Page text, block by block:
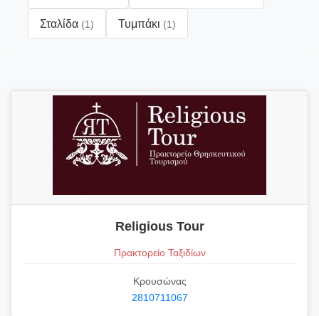
Σταλίδα (1) Τυμπάκι (1)
Religious Tour
Πρακτορείο Ταξιδίων
Κρουσώνας
2810711067